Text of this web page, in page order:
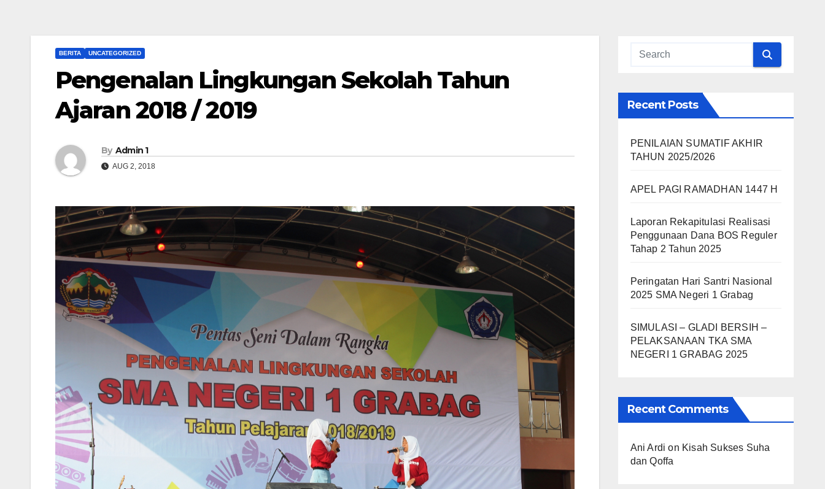
BERITA UNCATEGORIZED
Pengenalan Lingkungan Sekolah Tahun
Ajaran 2018 / 2019
By Admin 1
AUG 2, 2018
Recent Posts
PENILAIAN SUMATIF AKHIR
TAHUN 2025/2026
APEL PAGI RAMADHAN 1447 H
Laporan Rekapitulasi Realisasi
Penggunaan Dana BOS Reguler
Tahap 2 Tahun 2025
Peringatan Hari Santri Nasional
2025 SMA Negeri 1 Grabag
SIMULASI – GLADI BERSIH –
PELAKSANAAN TKA SMA
NEGERI 1 GRABAG 2025
Recent Comments
Ani Ardi on Kisah Sukses Suha
dan Qoffa